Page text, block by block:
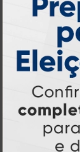
Papel Bandeja
R$ 24,70